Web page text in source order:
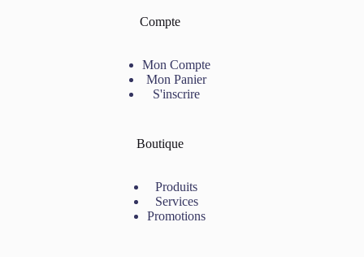
Compte
Mon Compte
Mon Panier
S'inscrire
Boutique
Produits
Services
Promotions